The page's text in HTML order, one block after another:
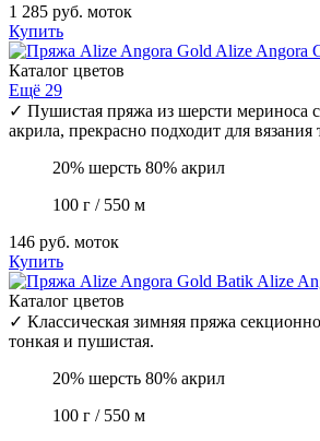
1 285 руб. моток
Купить
Alize Angora
Каталог цветов
Ещё 29
✓ Пушистая пряжа из шерсти мериноса
акрила, прекрасно подходит для
20% шерсть 80% акрил
100 г / 550 м
146 руб. моток
Купить
Alize
Каталог цветов
✓ Классическая зимняя пряжа
тонкая и пушистая.
20% шерсть 80% акрил
100 г / 550 м